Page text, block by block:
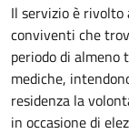
Il servizio è
conviventi che
periodo di almeno
mediche,
residenza la
in occasione di